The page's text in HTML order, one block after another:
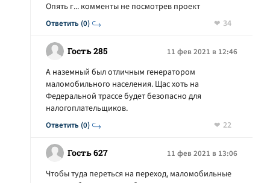
Ответить (0)
Опять г... комменты не посмотрев проект
34
Гость 285 11 фев 2021 в 12:46
Ответить (0)
А наземный был отличным генератором
маломобильного населения. Щас хоть на
Федеральной трассе будет безопасно для
налогоплательщиков.
22
Гость 627 11 фев 2021 в 13:06
Чтобы туда переться на переход, маломобильные